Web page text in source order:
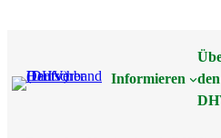
Informieren
den